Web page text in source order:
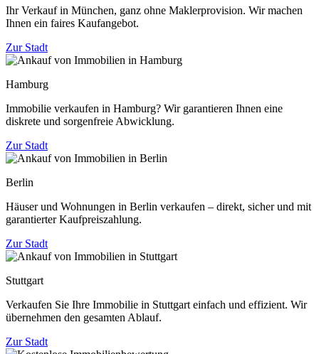
Ihr Verkauf in München, ganz ohne Maklerprovision. Wir machen
Ihnen ein faires Kaufangebot.
Zur Stadt
Hamburg
Immobilie verkaufen in Hamburg? Wir garantieren Ihnen eine
diskrete und sorgenfreie Abwicklung.
Zur Stadt
Berlin
Häuser und Wohnungen in Berlin verkaufen – direkt, sicher und mit
garantierter Kaufpreiszahlung.
Zur Stadt
Stuttgart
Verkaufen Sie Ihre Immobilie in Stuttgart einfach und effizient. Wir
übernehmen den gesamten Ablauf.
Zur Stadt